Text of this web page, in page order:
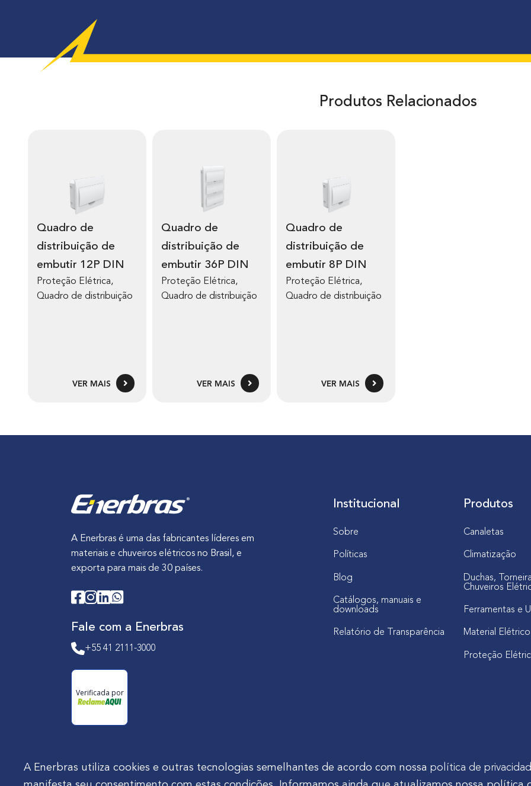
Produtos Relacionados
Quadro de
distribuição de
embutir 12P DIN
Proteção Elétrica,
Quadro de distribuição
VER MAIS
Quadro de
distribuição de
embutir 36P DIN
Proteção Elétrica,
Quadro de distribuição
VER MAIS
Quadro de
distribuição de
embutir 8P DIN
Proteção Elétrica,
Quadro de distribuição
VER MAIS
A Enerbras é uma das fabricantes líderes em
materiais e chuveiros elétricos no Brasil, e
exporta para mais de 30 países.
Fale com a Enerbras
+55 41 2111-3000
Verificada por
Institucional
Sobre
Políticas
Blog
Catálogos, manuais e
downloads
Relatório de Transparência
Produtos
Canaletas
Climatização
Duchas,
Chuveiros
Ferramentas e
Material Elétrico
Proteção
A Enerbras utiliza cookies e outras tecnologias semelhantes de acordo com nossa política de